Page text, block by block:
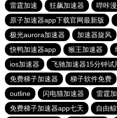
雷霆加速
狂飙加速器
哔咔
原子加速器app下载官网最新版
极光aurora加速器
加速器旋风
快鸭加速器app
猴王加速器
ios加速器
飞驰加速器15分钟试
免费梯子加速器
梯子软件免费
outline
闪电猫加速器
雷霆
免费梯子加速器app七天
自由